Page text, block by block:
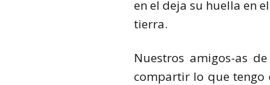
en el deja su huella en
tierra.
Nuestros amigos-as
compartir lo que tengo